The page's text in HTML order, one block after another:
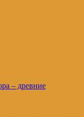
– древние